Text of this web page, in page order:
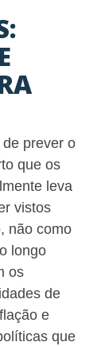
prever o
que os
leva
vistos
não como
longo
os
de
e
que